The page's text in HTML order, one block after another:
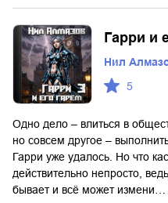
Гарри и
Нил
5
Одно дело – влиться в
но совсем другое –
Гарри уже удалось. Но что
действительно непросто,
бывает и всё может измени…